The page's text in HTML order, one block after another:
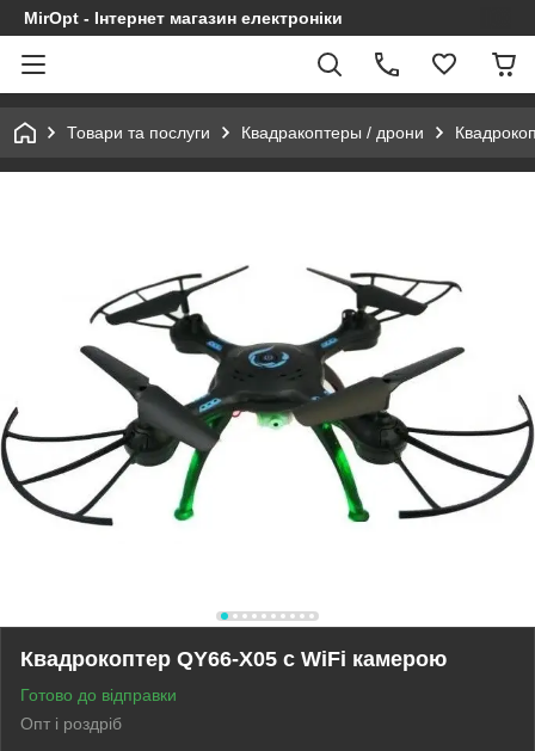
MirOpt - Інтернет магазин електроніки
Товари та послуги Квадракоптеры / дрони
Квадрокоптер QY66-X05 c WiFi камерою
Готово до відправки
Опт і роздріб